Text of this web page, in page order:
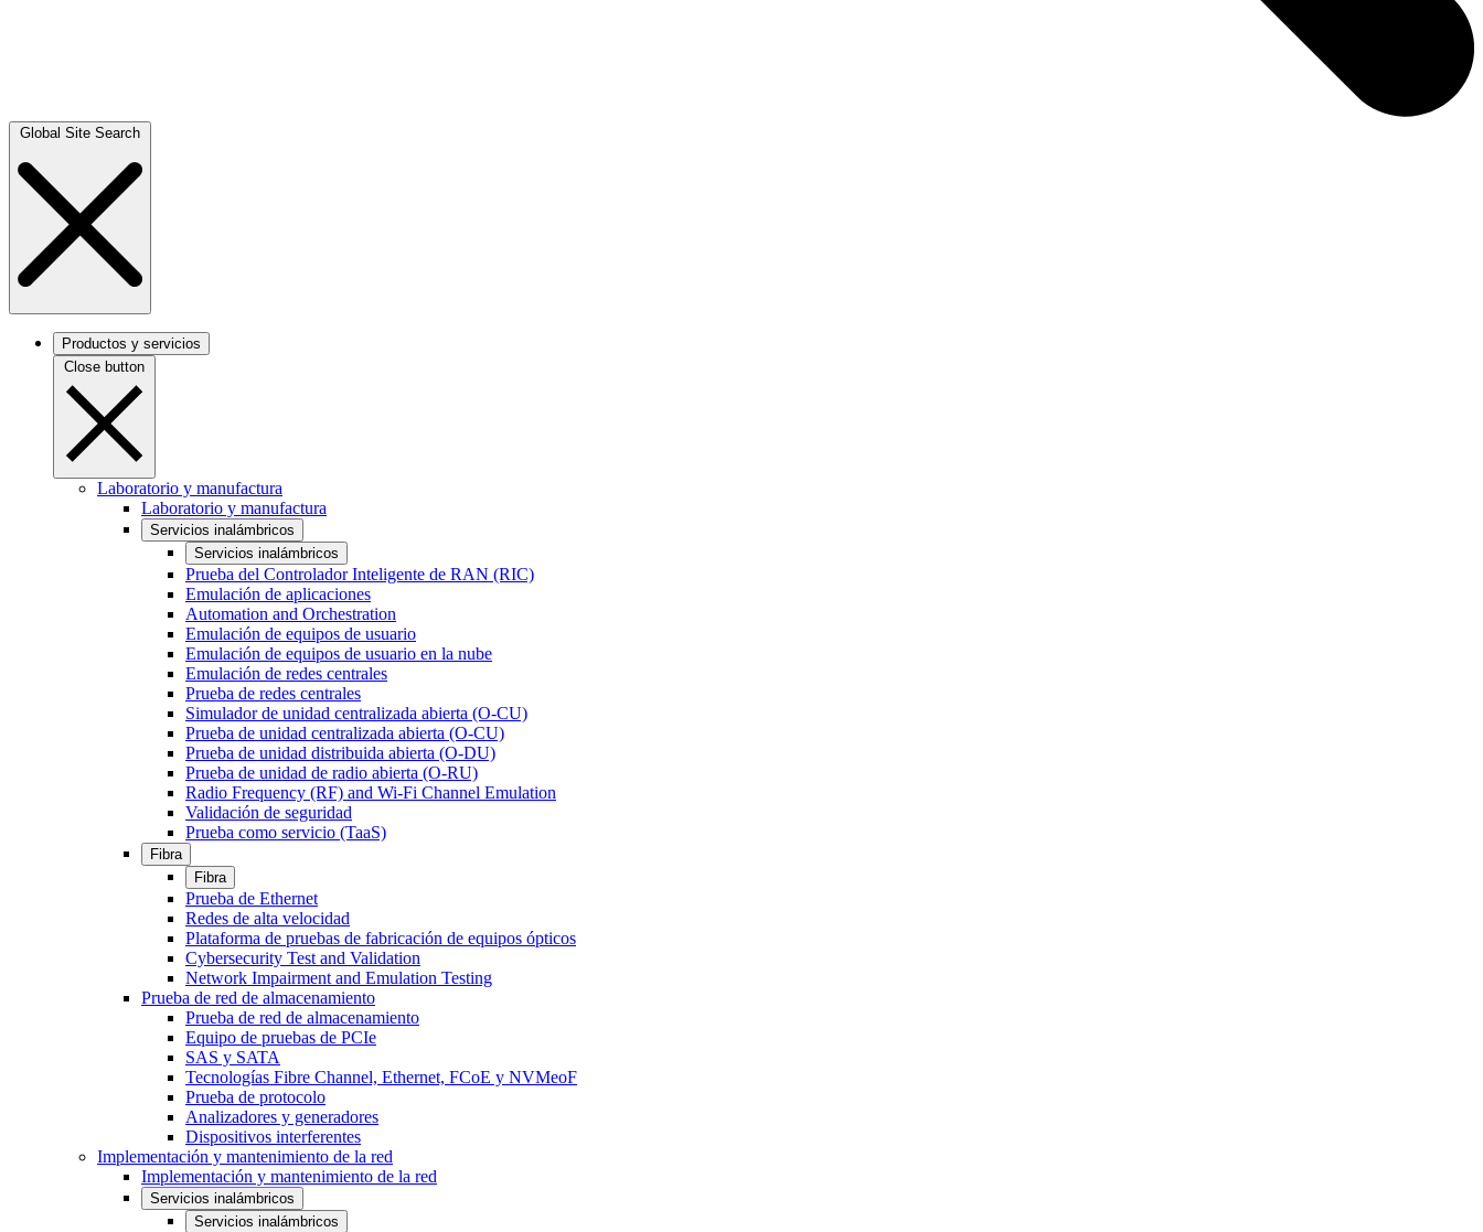
Global Site Search
Productos y servicios
Close button
Laboratorio y manufactura
Laboratorio y manufactura
Servicios inalámbricos
Servicios inalámbricos
Prueba del Controlador Inteligente de RAN (RIC)
Emulación de aplicaciones
Automation and Orchestration
Emulación de equipos de usuario
Emulación de equipos de usuario en la nube
Emulación de redes centrales
Prueba de redes centrales
Simulador de unidad centralizada abierta (O-CU)
Prueba de unidad centralizada abierta (O-CU)
Prueba de unidad distribuida abierta (O-DU)
Prueba de unidad de radio abierta (O-RU)
Radio Frequency (RF) and Wi-Fi Channel Emulation
Validación de seguridad
Prueba como servicio (TaaS)
Fibra
Fibra
Prueba de Ethernet
Redes de alta velocidad
Plataforma de pruebas de fabricación de equipos ópticos
Cybersecurity Test and Validation
Network Impairment and Emulation Testing
Prueba de red de almacenamiento
Prueba de red de almacenamiento
Equipo de pruebas de PCIe
SAS y SATA
Tecnologías Fibre Channel, Ethernet, FCoE y NVMeoF
Prueba de protocolo
Analizadores y generadores
Dispositivos interferentes
Implementación y mantenimiento de la red
Implementación y mantenimiento de la red
Servicios inalámbricos
Servicios inalámbricos